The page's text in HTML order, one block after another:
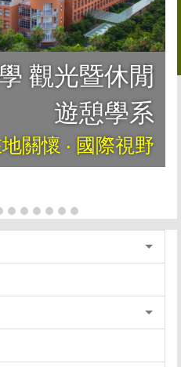
觀光暨休閒
遊憩學系
關懷 ‧ 國際視野